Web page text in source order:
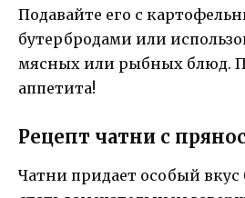
Подавайте его с
бутербродами или
мясных или рыбных блюд.
аппетита!
Рецепт чатни с
Чатни придает особый